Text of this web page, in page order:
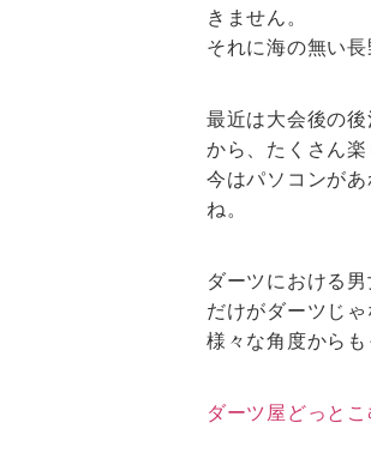
きません。
それに海の無い
最近は大会後の
から、たくさん楽
今はパソコンが
ね。
ダーツにおける
だけがダーツじゃ
様々な角度からも
ダーツ屋どっと